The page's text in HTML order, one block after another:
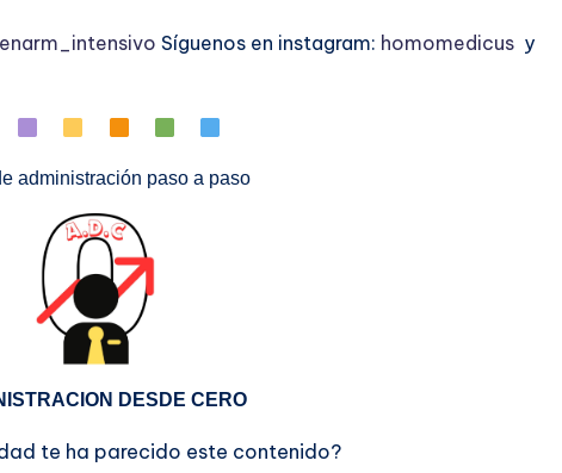
Síguenos en instagram: homomedicus y
administración paso a paso
DESDE CERO
te ha parecido este contenido?